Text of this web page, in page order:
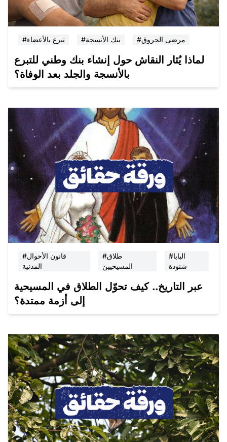
#تبرع بالأعضاء #بنك الأنسجة #مرضى الحروق
لماذا يُثار النقاش حول إنشاء بنك وطني للتبرع
بالأنسجة والجلد بعد الوفاة؟
#قانون الأحوال
المدنية
#طلاق
المسيحيين
#البابا
شنودة
عبر التاريخ.. كيف تحوّل الطلاق في المسيحية
إلى أزمة ممتدة؟